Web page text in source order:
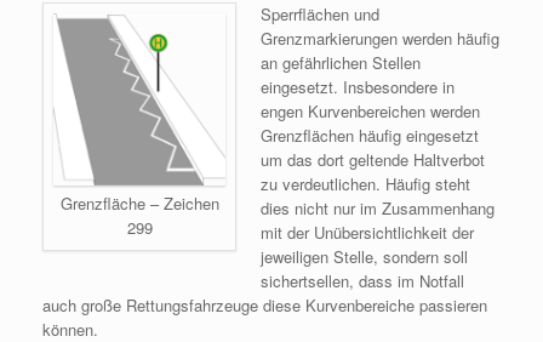
Grenzfläche – Zeichen
299
Sperrflächen und
Grenzmarkierungen werden häufig
an gefährlichen Stellen
eingesetzt. Insbesondere in
engen Kurvenbereichen werden
Grenzflächen häufig eingesetzt
um das dort geltende Haltverbot
zu verdeutlichen. Häufig steht
dies nicht nur im Zusammenhang
mit der Unübersichtlichkeit der
jeweiligen Stelle, sondern soll
sichertsellen, dass im Notfall
auch große Rettungsfahrzeuge diese Kurvenbereiche passieren
können.